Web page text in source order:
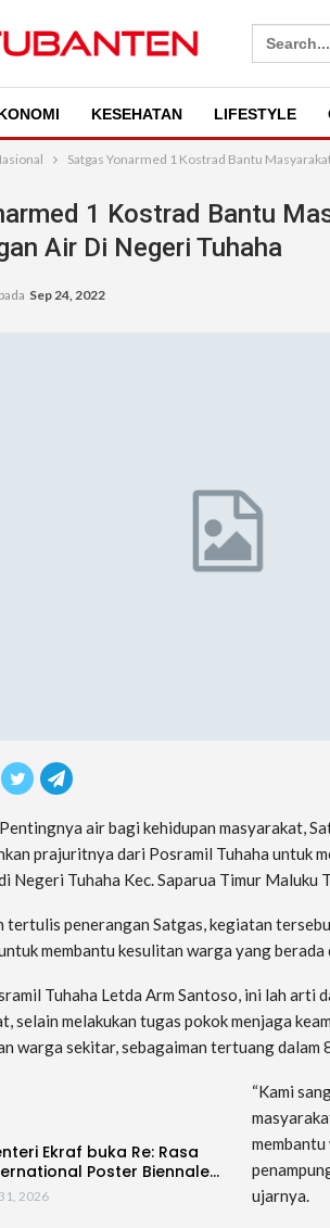
Search
for:
KESEHATAN LIFESTYLE
Satgas Yonarmed 1 Kostrad Bantu
1 Kostrad Bantu
Air Di Negeri Tuhaha
pada Sep 24, 2022
air bagi kehidupan masyarakat,
prajuritnya dari Posramil Tuhaha untuk
Negeri Tuhaha Kec. Saparua Timur Maluku
tertulis penerangan Satgas, kegiatan
membantu kesulitan warga yang berada
Tuhaha Letda Arm Santoso, ini lah arti
selain melakukan tugas pokok menjaga
warga sekitar, sebagaiman tertuang dalam
Ekraf buka Re: Rasa
Poster Biennale…
2026
“Kami
ujarnya.